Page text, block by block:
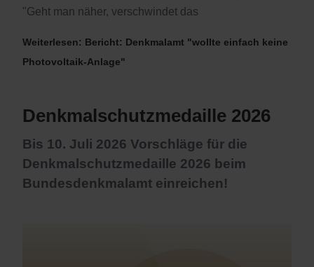
"Geht man näher, verschwindet das
Weiterlesen: Bericht: Denkmalamt "wollte einfach keine
Photovoltaik-Anlage"
Denkmalschutzmedaille 2026
Bis 10. Juli 2026 Vorschläge für die
Denkmalschutzmedaille 2026 beim
Bundesdenkmalamt einreichen!